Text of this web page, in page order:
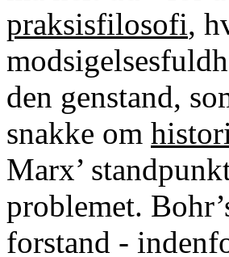
praksisfilosofi,
den genstand,
snakke om
Marx’
problemet.
forstand -